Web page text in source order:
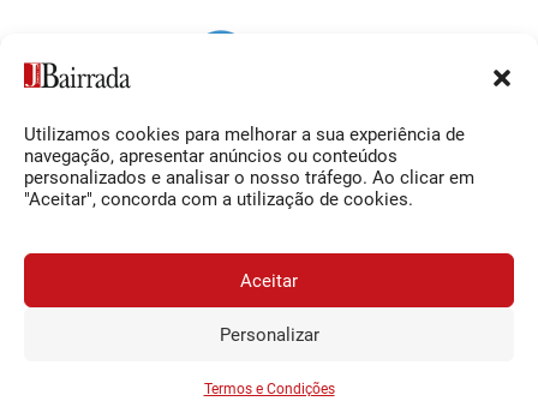
Utilizamos cookies para melhorar a sua experiência de
navegação, apresentar anúncios ou conteúdos
personalizados e analisar o nosso tráfego. Ao clicar em
"Aceitar", concorda com a utilização de cookies.
Aceitar
Personalizar
Termos e Condições
0,34€/semana
Siga-nos
Facebook
O Jornal da Bairrada
Contactos
Termos e Condições
© 2026 Jornal da Bairrada